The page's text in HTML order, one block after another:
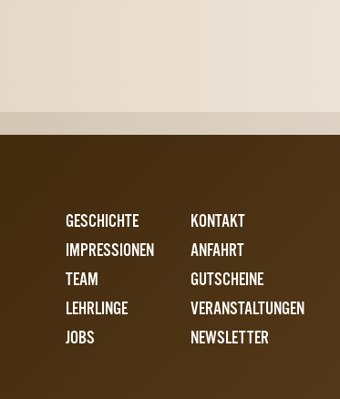
NAVIGATION
ÜBERSPRINGEN
GESCHICHTE
IMPRESSIONEN
TEAM
LEHRLINGE
JOBS
NAVIGATION
ÜBERSPRINGEN
KONTAKT
ANFAHRT
GUTSCHEINE
VERANSTALTUNGEN
NEWSLETTER